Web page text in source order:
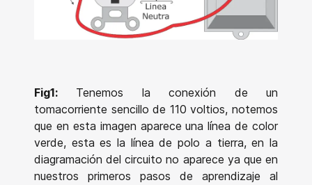
Fig1: Tenemos la conexión de un
tomacorriente sencillo de 110 voltios, notemos
que en esta imagen aparece una línea de color
verde, esta es la línea de polo a tierra, en la
diagramación del circuito no aparece ya que en
nuestros primeros pasos de aprendizaje al